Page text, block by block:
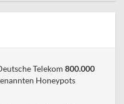
Telekom 800.000
Honeypots